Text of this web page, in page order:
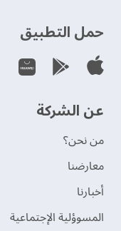
حمل التطبيق
عن الشركة
من نحن؟
‫معارضنا‬
‫أخبارنا‬
المسوؤلية الإجتماعية